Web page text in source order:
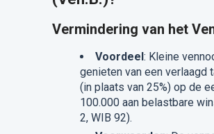
Vermindering van het
Voordeel: Kleine
genieten van een verlaagd
(in plaats van 25%) op de
100.000 aan belastbare
2, WIB 92).